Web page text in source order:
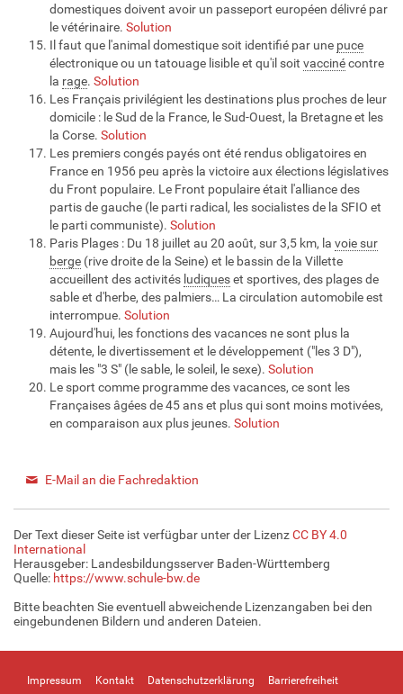
domestiques doivent avoir un passeport européen délivré par
le vétérinaire. Solution
Il faut que l'animal domestique soit identifié par une puce
électronique ou un tatouage lisible et qu'il soit vaccinécontre
la rage. Solution
Les Français privilégient les destinations plus proches de leur
domicile : le Sud de la France, le Sud-Ouest, la Bretagne et les
la Corse. Solution
Les premiers congés payés ont été rendus obligatoires en
France en 1956 peu après la victoire aux élections législatives
du Front populaire. Le Front populaire était l'alliance des
partis de gauche (le parti radical, les socialistes de la SFIO et
le parti communiste). Solution
Paris Plages : Du 18 juillet au 20 août, sur 3,5 km, la voie sur
berge (rive droite de la Seine) et le bassin de la Villette
accueillent des activités ludiqueset sportives, des plages de
sable et d'herbe, des palmiers… La circulation automobile est
interrompue. Solution
Aujourd'hui, les fonctions des vacances ne sont plus la
détente, le divertissement et le développement ("les 3 D"),
mais les "3 S" (le sable, le soleil, le sexe). Solution
Le sport comme programme des vacances, ce sont les
Françaises âgées de 45 ans et plus qui sont moins motivées,
en comparaison aux plus jeunes. Solution
E-Mail an die Fachredaktion
Der Text dieser Seite ist verfügbar unter der LizenzCC BY 4.0
International
Herausgeber: Landesbildungsserver Baden-Württemberg
Quelle: https://www.schule-bw.de
Bitte beachten Sie eventuell abweichende Lizenzangaben bei den
eingebundenen Bildern und anderen Dateien.
Impressum Kontakt Datenschutzerklärung Barrierefreiheit